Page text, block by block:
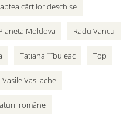
cărților deschise
Moldova Radu Vancu
Tatiana Țîbuleac Top
Vasile Vasilache
române